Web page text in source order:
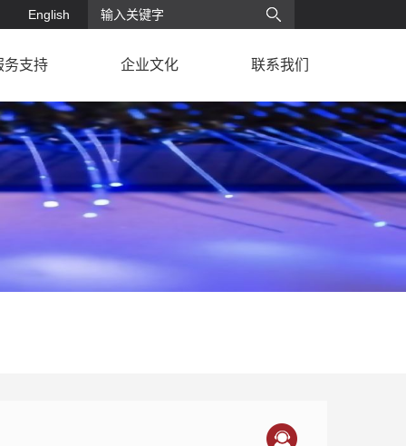
English
务支持 企业文化 联系我们